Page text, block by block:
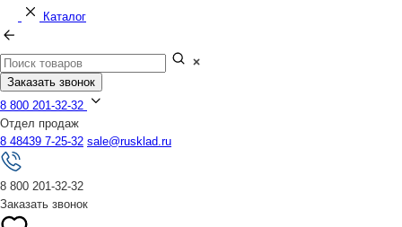
Каталог
Заказать звонок
8 800 201-32-32
Отдел продаж
8 48439 7-25-32 sale@rusklad.ru
8 800 201-32-32
Заказать звонок